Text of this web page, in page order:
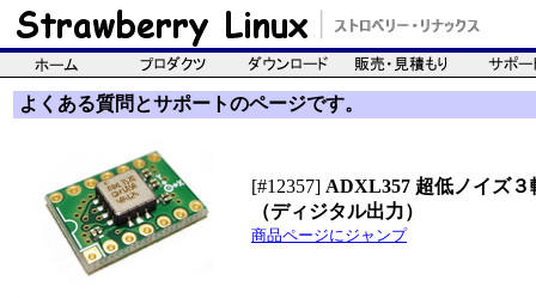
よくある質問とサポートのページです。
[#12357] ADXL357 超低ノイズ３
（ディジタル出力）
商品ページにジャンプ